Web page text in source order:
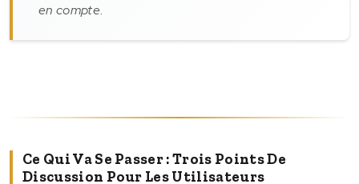
en compte.
Ce Qui Va Se Passer : Trois Points De
Discussion Pour Les Utilisateurs